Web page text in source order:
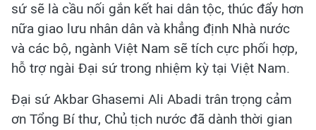
sứ sẽ là cầu nối gắn kết hai dân tộc, thúc đẩy hơn
nữa giao lưu nhân dân và khẳng định Nhà nước
và các bộ, ngành Việt Nam sẽ tích cực phối hợp,
hỗ trợ ngài Đại sứ trong nhiệm kỳ tại Việt Nam.
Đại sứ Akbar Ghasemi Ali Abadi trân trọng cảm
ơn Tổng Bí thư, Chủ tịch nước đã dành thời gian